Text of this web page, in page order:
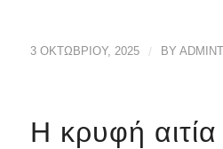
3 ΟΚΤΩΒΡΊΟΥ, 2025 / BY
Η κρυφή αιτία